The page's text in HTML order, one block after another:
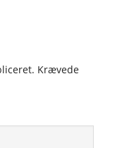
Krævede